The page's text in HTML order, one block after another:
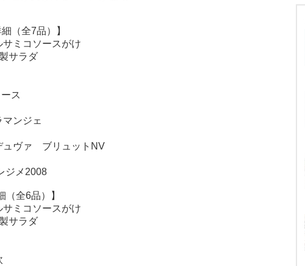
（全7品）】
ミコソースがけ
サラダ
ス
マンジェ
ュヴァ ブリュットNV
ジメ2008
（全6品）】
ミコソースがけ
サラダ